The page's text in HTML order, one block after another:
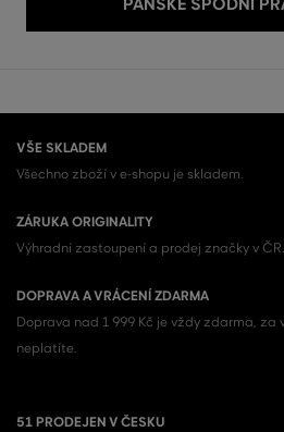
VŠE SKLADEM
Všechno zboží v e-shopu je skladem.
ZÁRUKA ORIGINALITY
Výhradní zastoupení a prodej značky v
DOPRAVA A VRÁCENÍ ZDARMA
Doprava nad 1 999 Kč je vždy zdarma, za
neplatíte.
51 PRODEJEN V ČESKU